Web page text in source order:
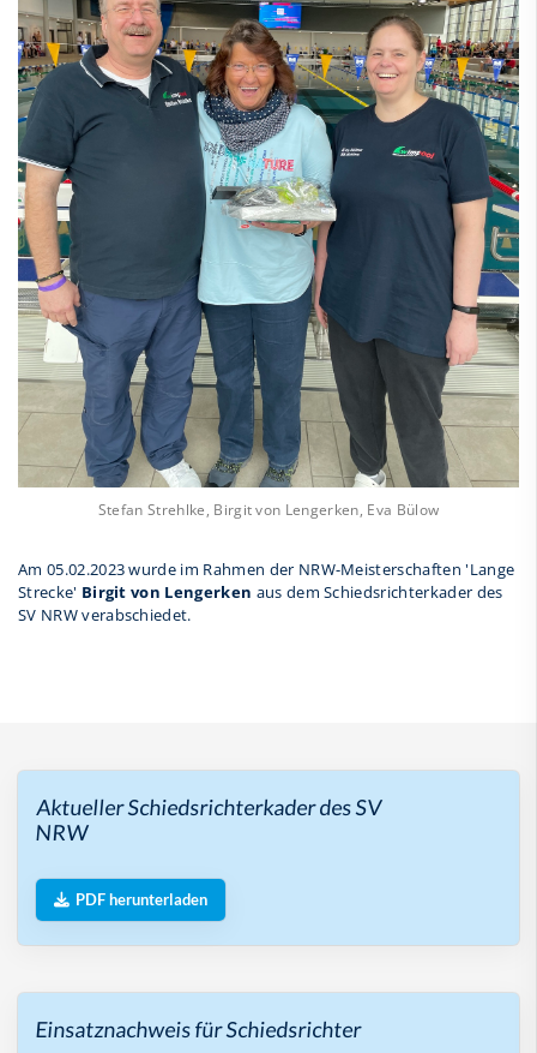
Stefan Strehlke, Birgit von Lengerken, Eva Bülow
Am 05.02.2023 wurde im Rahmen der NRW-Meisterschaften 'Lange
Strecke' Birgit von Lengerken aus dem Schiedsrichterkader des
SV NRW verabschiedet.
Aktueller Schiedsrichterkader des SV
NRW
PDF herunterladen
Einsatznachweis für Schiedsrichter